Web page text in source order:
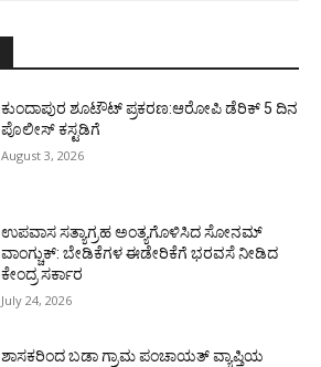
ಕುಂದಾಪುರ ಶೂಟೌಟ್ ಪ್ರಕರಣ:ಆರೋಪಿ ಡೆರಿಕ್ 5 ದಿನ
ಪೊಲೀಸ್ ಕಸ್ಟಡಿಗೆ
August 3, 2026
ಉಪವಾಸ ಸತ್ಯಾಗ್ರಹ ಅಂತ್ಯಗೊಳಿಸಿದ ಸೋನಮ್
ವಾಂಗ್ಚುಕ್: ಬೇಡಿಕೆಗಳ ಈಡೇರಿಕೆಗೆ ಭರವಸೆ ನೀಡಿದ
ಕೇಂದ್ರ ಸರ್ಕಾರ
July 24, 2026
ಶಾಸಕರಿಂದ ಬಡಾ ಗ್ರಾಮ ಪಂಚಾಯತ್ ವ್ಯಾಪ್ತಿಯ